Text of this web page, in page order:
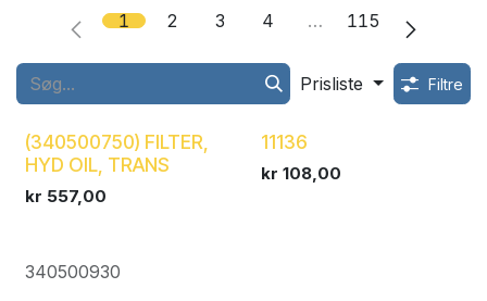
1 2 3 4 … 115
Prisliste Filtre
(340500750) FILTER,
HYD OIL, TRANS
kr 557,00
340500930
11136
kr 108,00